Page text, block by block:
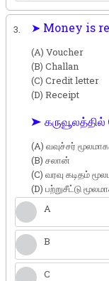
3. ➤ Money is
(A) Voucher
(B) Challan
(C) Credit letter
(D) Receipt
➤
(A) வவுச்சர் மூலமாக
(B) சலான்
(C) வரவு கடிதம்
(D) பற்றுசீட்டு
A
B
C